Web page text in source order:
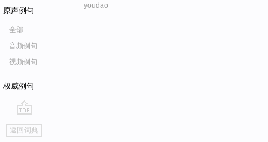
原声例句
全部
音频例句
视频例句
权威例句
go
top
返回词典
youdao